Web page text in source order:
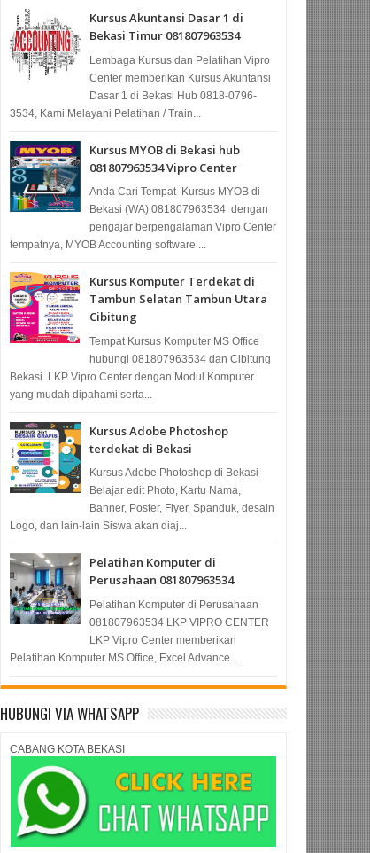
Kursus Akuntansi Dasar 1 di
Bekasi Timur 081807963534
Lembaga Kursus dan Pelatihan Vipro
Center memberikan Kursus Akuntansi
Dasar 1 di Bekasi Hub 0818-0796-
3534, Kami Melayani Pelatihan / Train...
Kursus MYOB di Bekasi hub
081807963534 Vipro Center
Anda Cari Tempat Kursus MYOB di
Bekasi (WA) 081807963534 dengan
pengajar berpengalaman Vipro Center
tempatnya, MYOB Accounting software ...
Kursus Komputer Terdekat di
Tambun Selatan Tambun Utara
Cibitung
Tempat Kursus Komputer MS Office
hubungi 081807963534 dan Cibitung
Bekasi LKP Vipro Center dengan Modul Komputer
yang mudah dipahami serta...
Kursus Adobe Photoshop
terdekat di Bekasi
Kursus Adobe Photoshop di Bekasi
Belajar edit Photo, Kartu Nama,
Banner, Poster, Flyer, Spanduk, desain
Logo, dan lain-lain Siswa akan diaj...
Pelatihan Komputer di
Perusahaan 081807963534
Pelatihan Komputer di Perusahaan
081807963534 LKP VIPRO CENTER
LKP Vipro Center memberikan
Pelatihan Komputer MS Office, Excel Advance...
HUBUNGI VIA WHATSAPP
CABANG KOTA BEKASI